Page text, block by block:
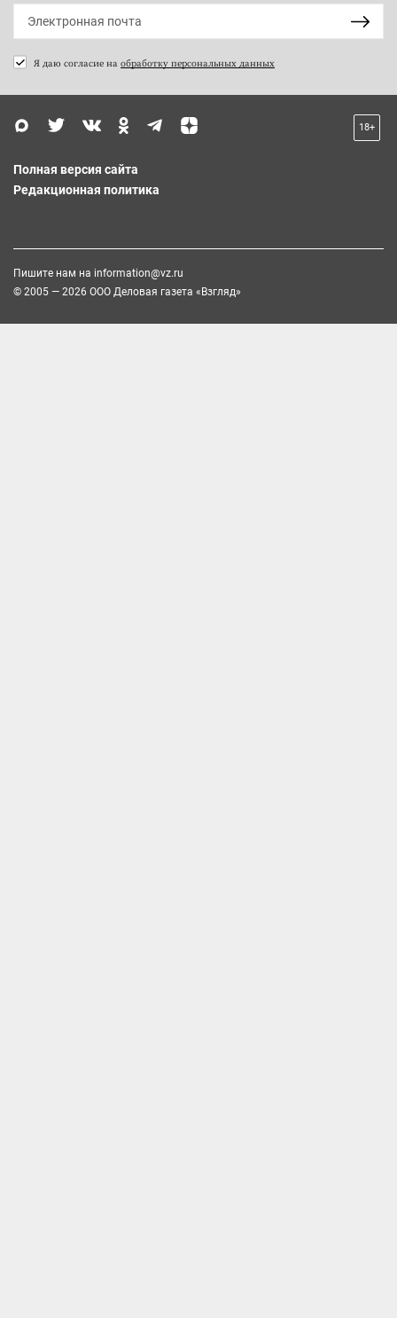
Я даю согласие на обработку персональных данных
18+
Полная версия сайта
Редакционная политика
Пишите нам на information@vz.ru
© 2005 — 2026 ООО Деловая газета «Взгляд»